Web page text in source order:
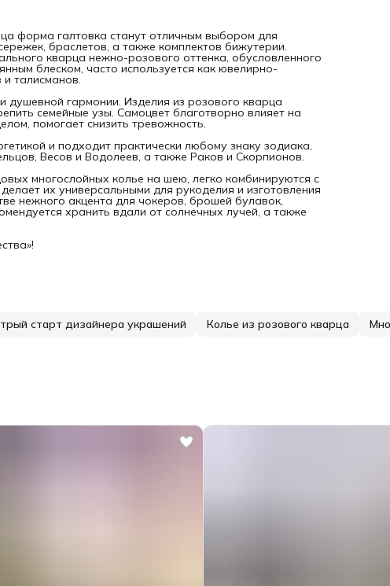
форма галтовка станут отличным выбором для
браслетов, а также комплектов бижутерии.
кварца нежно-розового оттенка, обусловленного
блеском, часто используется как ювелирно-
талисманов.
гармонии. Изделия из розового кварца
семейные узы. Самоцвет благотворно влияет на
помогает снизить тревожность.
и подходит практически любому знаку зодиака,
Весов и Водолеев, а также Раков и Скорпионов.
многослойных колье на шею, легко комбинируются с
их универсальными для рукоделия и изготовления
нежного акцента для чокеров, брошей булавок,
хранить вдали от солнечных лучей, а также
старт дизайнера украшений Колье из розового кварца